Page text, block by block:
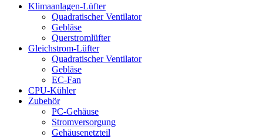
Klimaanlagen-Lüfter
Quadratischer Ventilator
Gebläse
Querstromlüfter
Gleichstrom-Lüfter
Quadratischer Ventilator
Gebläse
EC-Fan
CPU-Kühler
Zubehör
PC-Gehäuse
Stromversorgung
Gehäusenetzteil